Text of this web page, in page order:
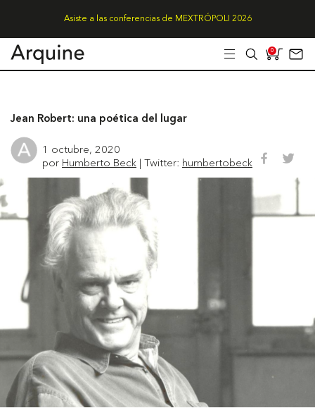
Asiste a las conferencias de MEXTRÓPOLI 2026
0
Jean Robert: una poética del lugar
1 octubre, 2020
por Humberto Beck | Twitter: humbertobeck